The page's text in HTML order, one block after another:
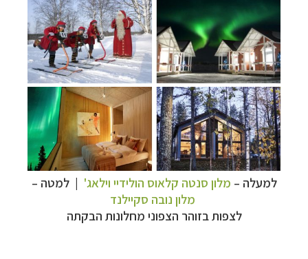
למעלה – מלון סנטה קלאוס הולידיי וילאג' | למטה –
מלון נובה סקיילנד
לצפות בזוהר הצפוני מחלונות הבקתה